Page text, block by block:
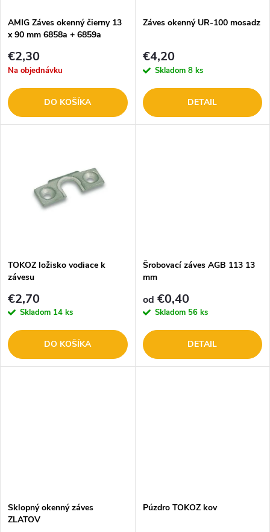
e
p
r
o
o
v
s
p
r
o
o
v
AMIG Záves okenný čierny 13
x 90 mm 6858a + 6859a
€2,30
Na objednávku
DO KOŠÍKA
Záves okenný UR-100 mosadz
€4,20
Skladom 8 ks
DETAIL
TOKOZ ložisko vodiace k
závesu
€2,70
Skladom 14 ks
DO KOŠÍKA
Šrobovací záves AGB 113 13
mm
od €0,40
Skladom 56 ks
DETAIL
Sklopný okenný záves
ZLATOV
Púzdro TOKOZ kov